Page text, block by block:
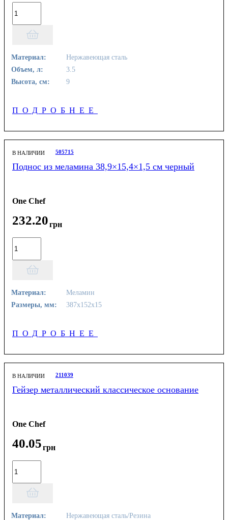
Материал:
Нержавеющая сталь
Объем, л:
3.5
Высота, см:
9
ПОДРОБНЕЕ
В НАЛИЧИИ 505715
Поднос из меламина 38,9×15,4×1,5 см черный
One Chef
232.20грн
Материал:
Меламин
Размеры, мм:
387х152х15
ПОДРОБНЕЕ
В НАЛИЧИИ 211039
Гейзер металлический классическое основание
One Chef
40.05грн
Материал: Нержавеющая сталь/Резина